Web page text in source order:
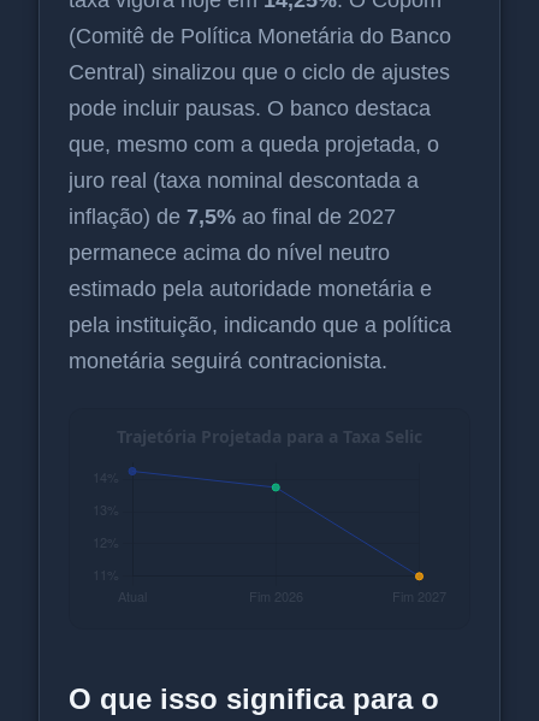
(Comitê de Política Monetária do Banco
Central) sinalizou que o ciclo de ajustes
pode incluir pausas. O banco destaca
que, mesmo com a queda projetada, o
juro real (taxa nominal descontada a
inflação) de 7,5% ao final de 2027
permanece acima do nível neutro
estimado pela autoridade monetária e
pela instituição, indicando que a política
monetária seguirá contracionista.
O que isso significa para o